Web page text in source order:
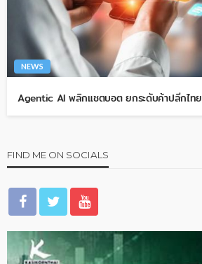
NEWS
Agentic AI พลิกแชตบอต ยกระดับค้าปลีกไทย
FIND ME ON SOCIALS